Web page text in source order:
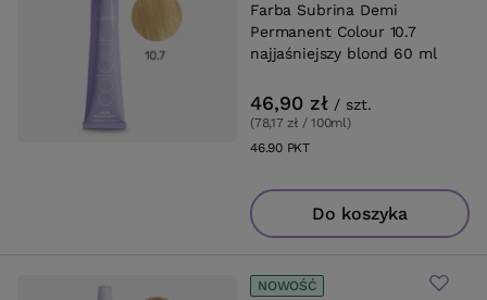
Farba Subrina Demi
Permanent Colour 10.7
najjaśniejszy blond 60 ml
46,90 zł / szt.
(78,17 zł / 100ml)
46.90PKTpunktów
Do koszyka
NOWOŚĆ